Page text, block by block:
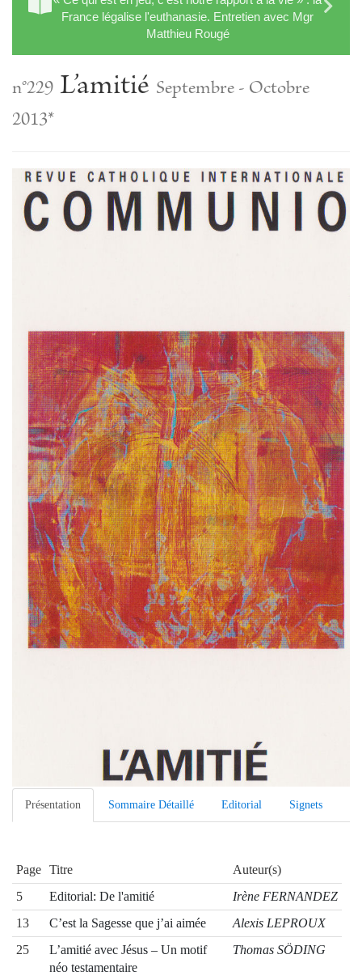
France légalise l'euthanasie. Entretien avec Mgr
Matthieu Rougé
n°229 L’amitié Septembre - Octobre
2013*
Présentation Sommaire Détaillé Editorial Signets
Page Titre
Auteur(s)
5
Editorial: De l'amitié
Irène FERNANDEZ
13
C’est la Sagesse que j’ai aimée
Alexis LEPROUX
25
L’amitié avec Jésus – Un motif
néo testamentaire
Thomas SÖDING